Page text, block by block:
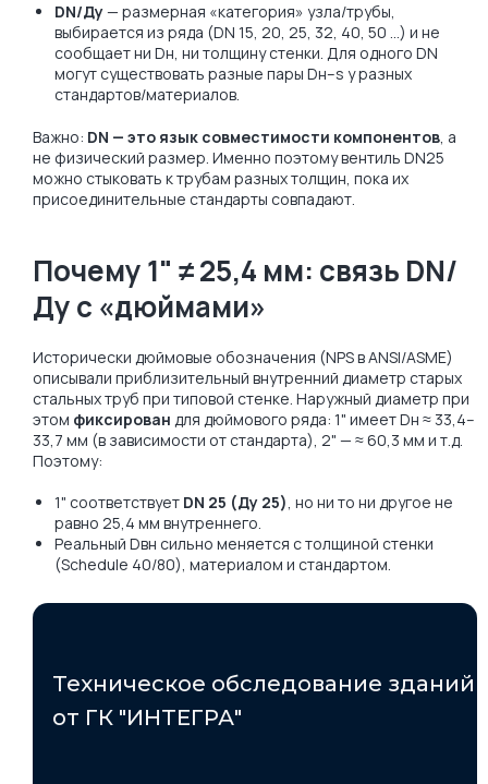
DN/Ду— размерная «категория» узла/трубы,
выбирается из ряда (DN 15, 20, 25, 32, 40, 50 …) и не
сообщает ни Dн, ни толщину стенки. Для одного DN
могут существовать разные пары Dн–s у разных
стандартов/материалов.
Важно: DN — это язык совместимости компонентов, а
не физический размер. Именно поэтому вентиль DN25
можно стыковать к трубам разных толщин, пока их
присоединительные стандарты совпадают.
Почему 1" ≠ 25,4 мм: связь DN/
Ду с «дюймами»
Исторически дюймовые обозначения (NPS в ANSI/ASME)
описывали приблизительный внутренний диаметр старых
стальных труб при типовой стенке. Наружный диаметр при
этом фиксирован для дюймового ряда: 1" имеет Dн ≈ 33,4–
33,7 мм (в зависимости от стандарта), 2" — ≈ 60,3 мм и т.д.
Поэтому:
1" соответствует DN 25 (Ду 25), но ни то ни другое не
равно 25,4 мм внутреннего.
Реальный Dвн сильно меняется с толщиной стенки
(Schedule 40/80), материалом и стандартом.
Техническое обследование зданий
от ГК "ИНТЕГРА"